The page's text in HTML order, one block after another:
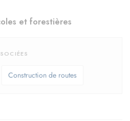
et forestières
Construction de routes